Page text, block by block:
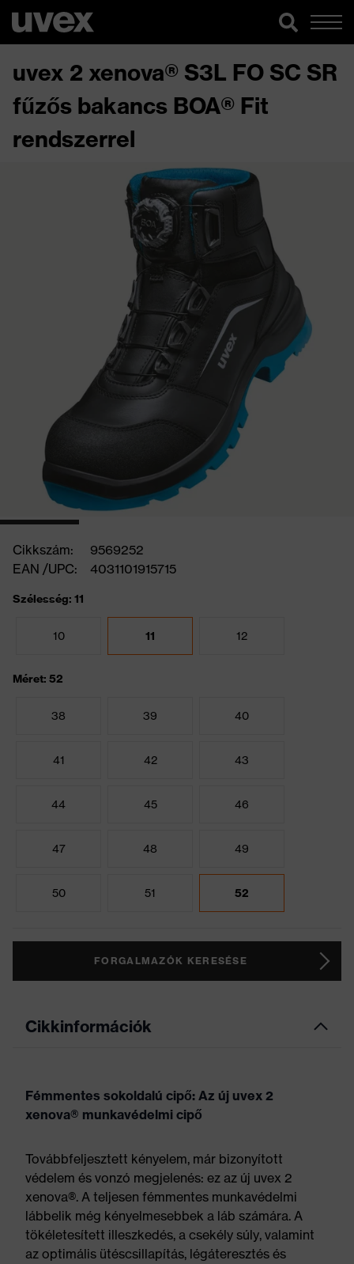
uvex 2 xenova® S3L FO SC SR
fűzős bakancs BOA® Fit
rendszerrel
Cikkszám:
9569252
EAN /UPC:
4031101915715
Szélesség: 11
10 11 12
Méret: 52
38 39 40
41 42 43
44 45 46
47 48 49
50 51 52
FORGALMAZÓK KERESÉSE
Cikkinformációk
Fémmentes sokoldalú cipő: Az új uvex 2
xenova® munkavédelmi cipő
Továbbfeljesztett kényelem, már bizonyított
védelem és vonzó megjelenés: ez az új uvex 2
xenova®. A teljesen fémmentes munkavédelmi
lábbelik még kényelmesebbek a láb számára. A
tökéletesített illeszkedés, a csekély súly, valamint
az optimális ütéscsillapítás, légáteresztés és